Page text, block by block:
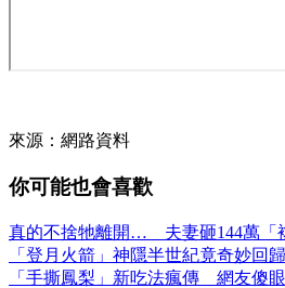
來源：網路資料
你可能也會喜歡
真的不捨牠離開… 夫妻砸144萬「
「登月火箭」神隱半世紀竟奇妙
「手撕鳳梨」新吃法瘋傳 網友傻